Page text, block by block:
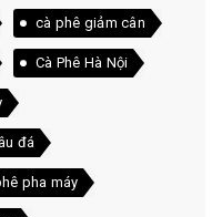
cà phê giảm cân
Cà Phê Hà Nội
đá
pha máy